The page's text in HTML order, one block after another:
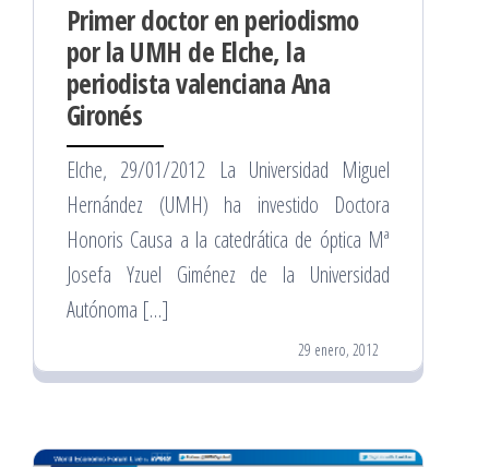
Primer doctor en periodismo
por la UMH de Elche, la
periodista valenciana Ana
Gironés
Elche, 29/01/2012 La Universidad Miguel
Hernández (UMH) ha investido Doctora
Honoris Causa a la catedrática de óptica Mª
Josefa Yzuel Giménez de la Universidad
Autónoma […]
29 enero, 2012